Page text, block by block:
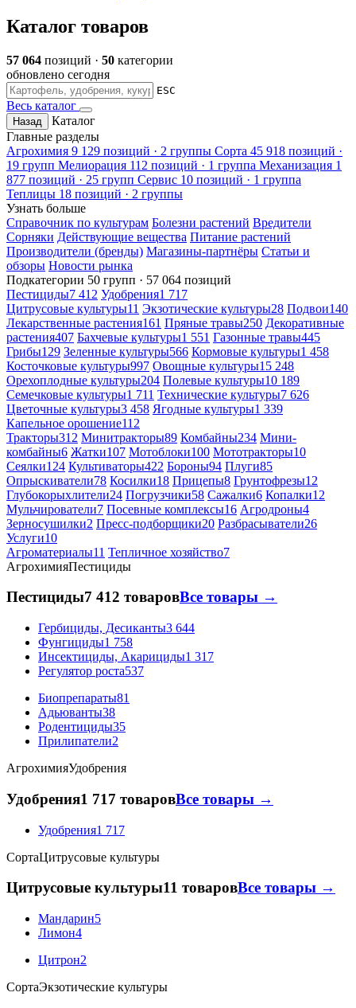
Каталог товаров
57 064 позиций · 50 категории
обновлено сегодня
ESC
Весь каталог
Назад
Каталог
Главные разделы
Агрохимия 9 129 позиций · 2 группы Сорта 45 918 позиций ·
19 групп Мелиорация 112 позиций · 1 группа Механизация 1
877 позиций · 25 групп Сервис 10 позиций · 1 группа
Теплицы 18 позиций · 2 группы
Узнать больше
Справочник по культурам Болезни растений Вредители
Сорняки Действующие вещества Питание растений
Производители (бренды) Магазины-партнёры Статьи и
обзоры Новости рынка
Подкатегории 50 групп · 57 064 позиций
Пестициды7 412 Удобрения1 717
Цитрусовые культуры11 Экзотические культуры28 Подвои140
Лекарственные растения161 Пряные травы250 Декоративные
растения407 Бахчевые культуры1 551 Газонные травы445
Грибы129 Зеленные культуры566 Кормовые культуры1 458
Косточковые культуры997 Овощные культуры15 248
Орехоплодные культуры204 Полевые культуры10 189
Семечковые культуры1 711 Технические культуры7 626
Цветочные культуры3 458 Ягодные культуры1 339
Капельное орошение112
Тракторы312 Минитракторы89 Комбайны234 Мини-
комбайны6 Жатки107 Мотоблоки100 Мототракторы10
Сеялки124 Культиваторы422 Бороны94 Плуги85
Опрыскиватели78 Косилки18 Прицепы8 Грунтофрезы12
Глубокорыхлители24 Погрузчики58 Сажалки6 Копалки12
Мульчирователи7 Посевные комплексы16 Агродроны4
Зерносушилки2 Пресс-подборщики20 Разбрасыватели26
Услуги10
Агроматериалы11 Тепличное хозяйство7
АгрохимияПестициды
Пестициды7 412 товаровВсе товары →
Гербициды, Десиканты3 644
Фунгициды1 758
Инсектициды, Акарициды1 317
Регулятор роста537
Биопрепараты81
Адьюванты38
Родентициды35
Прилипатели2
АгрохимияУдобрения
Удобрения1 717 товаровВсе товары →
Удобрения1 717
СортаЦитрусовые культуры
Цитрусовые культуры11 товаровВсе товары →
Мандарин5
Лимон4
Цитрон2
СортаЭкзотические культуры